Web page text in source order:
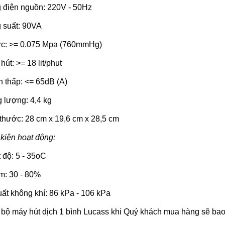
điện nguồn: 220V - 50Hz
suất: 90VA
>= 0.075 Mpa (760mmHg)
>= 18 lit/phut
thấp: <= 65dB (A)
lượng: 4,4 kg
28 cm x 19,6 cm x 28,5 cm
hoạt động:
độ: 5 - 35oC
30 - 80%
không khí: 86 kPa - 106 kPa
máy hút dịch 1 bình Lucass khi Quý khách mua hàng sẽ